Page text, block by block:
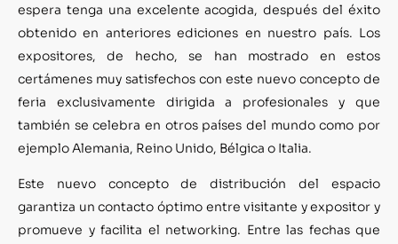
espera tenga una excelente acogida, después del éxito
obtenido en anteriores ediciones en nuestro país. Los
expositores, de hecho, se han mostrado en estos
certámenes muy satisfechos con este nuevo concepto de
feria exclusivamente dirigida a profesionales y que
también se celebra en otros países del mundo como por
ejemplo Alemania, Reino Unido, Bélgica o Italia.
Este nuevo concepto de distribución del espacio
garantiza un contacto óptimo entre visitante y expositor y
promueve y facilita el networking. Entre las fechas que